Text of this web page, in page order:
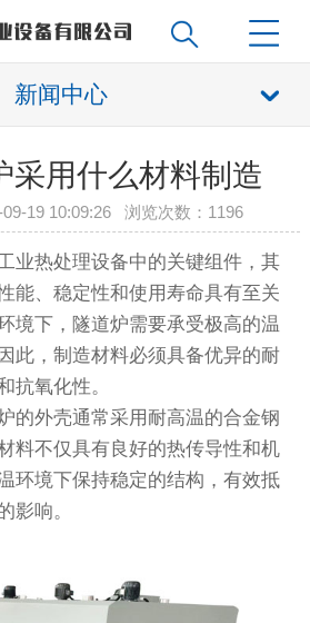
新闻中心
采用什么材料制造
19 10:09:26 浏览次数： 1196
热处理设备中的关键组件，其
能、稳定性和使用寿命具有至关
境下，隧道炉需要承受极高的温
此，制造材料必须具备优异的耐
抗氧化性。
外壳通常采用耐高温的合金钢
料不仅具有良好的热传导性和机
环境下保持稳定的结构，有效抵
影响。